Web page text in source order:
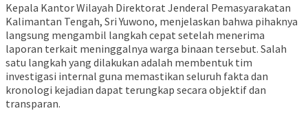
Kepala Kantor Wilayah Direktorat Jenderal Pemasyarakatan
Kalimantan Tengah, Sri Yuwono, menjelaskan bahwa pihaknya
langsung mengambil langkah cepat setelah menerima
laporan terkait meninggalnya warga binaan tersebut. Salah
satu langkah yang dilakukan adalah membentuk tim
investigasi internal guna memastikan seluruh fakta dan
kronologi kejadian dapat terungkap secara objektif dan
transparan.